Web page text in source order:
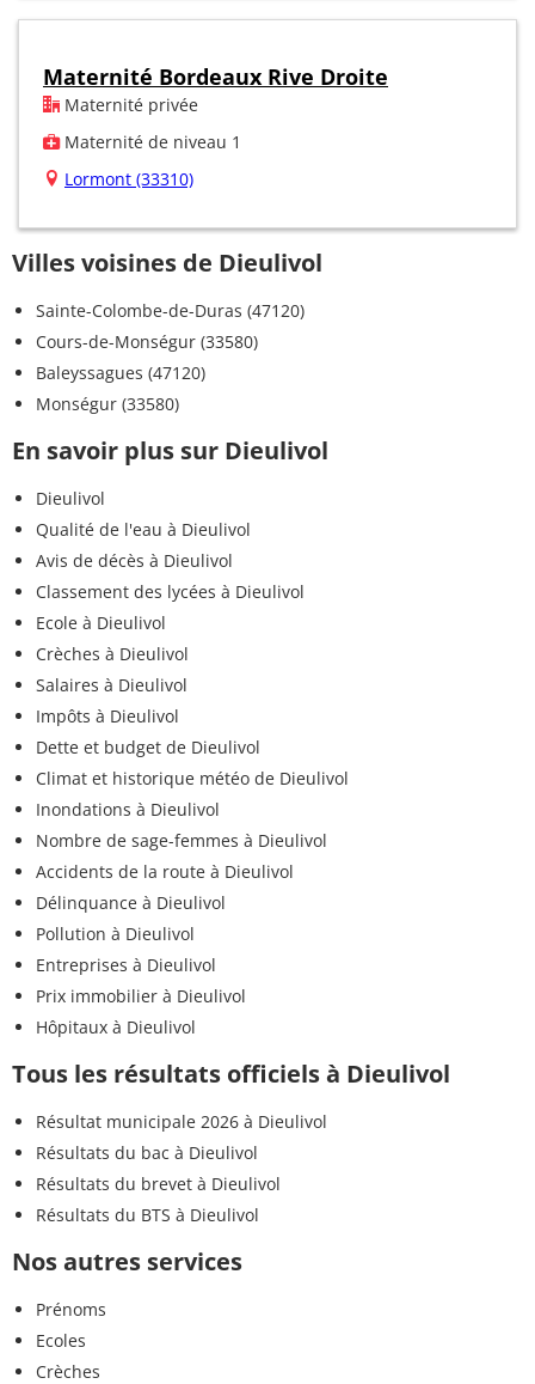
Maternité Bordeaux Rive Droite
Maternité privée
Maternité de niveau 1
Lormont (33310)
Villes voisines de Dieulivol
Sainte-Colombe-de-Duras (47120)
Cours-de-Monségur (33580)
Baleyssagues (47120)
Monségur (33580)
En savoir plus sur Dieulivol
Dieulivol
Qualité de l'eau à Dieulivol
Avis de décès à Dieulivol
Classement des lycées à Dieulivol
Ecole à Dieulivol
Crèches à Dieulivol
Salaires à Dieulivol
Impôts à Dieulivol
Dette et budget de Dieulivol
Climat et historique météo de Dieulivol
Inondations à Dieulivol
Nombre de sage-femmes à Dieulivol
Accidents de la route à Dieulivol
Délinquance à Dieulivol
Pollution à Dieulivol
Entreprises à Dieulivol
Prix immobilier à Dieulivol
Hôpitaux à Dieulivol
Tous les résultats officiels à Dieulivol
Résultat municipale 2026 à Dieulivol
Résultats du bac à Dieulivol
Résultats du brevet à Dieulivol
Résultats du BTS à Dieulivol
Nos autres services
Prénoms
Ecoles
Crèches